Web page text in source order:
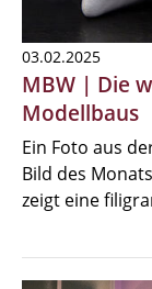
03.02.2025
MBW | Die
Modellbaus
Ein Foto aus
Bild des
zeigt eine